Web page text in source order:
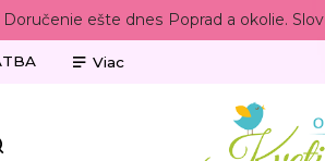
Doručenie ešte dnes Poprad a okolie.
Viac